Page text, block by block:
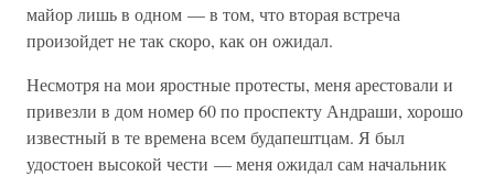
майор лишь в одном — в том, что вторая встреча
произойдет не так скоро, как он ожидал.
Несмотря на мои яростные протесты, меня арестовали и
привезли в дом номер 60 по проспекту Андраши, хорошо
известный в те времена всем будапештцам. Я был
удостоен высокой чести — меня ожидал сам начальник